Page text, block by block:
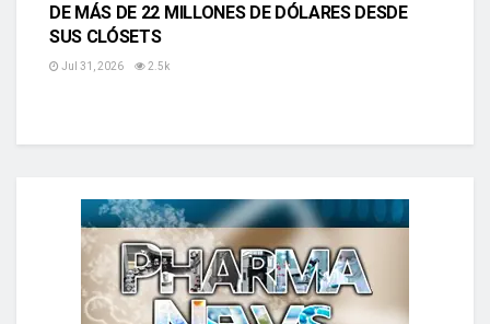
DE MÁS DE 22 MILLONES DE DÓLARES DESDE
SUS CLÓSETS
Jul 31, 2026 2.5k